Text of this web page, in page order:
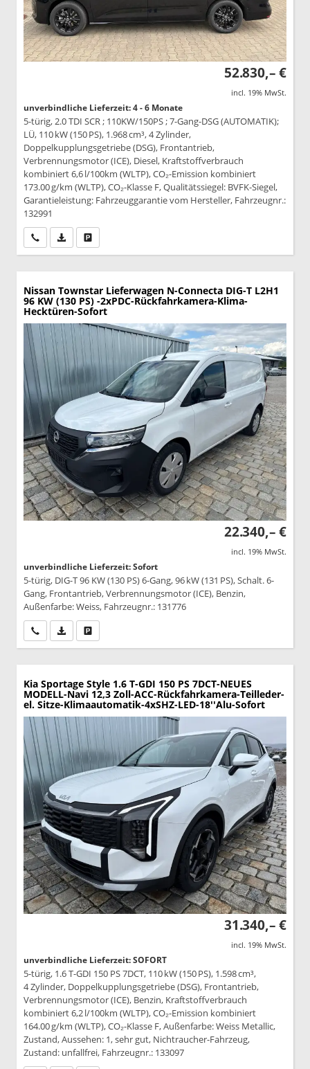
52.830,– €
incl. 19% MwSt.
unverbindliche Lieferzeit: 4 - 6 Monate
5-türig, 2.0 TDI SCR ; 110KW/150PS ; 7-Gang-DSG (AUTOMATIK);
LÜ, 110 kW (150 PS), 1.968 cm³, 4 Zylinder,
Doppelkupplungsgetriebe (DSG), Frontantrieb,
Verbrennungsmotor (ICE), Diesel, Kraftstoffverbrauch
kombiniert 6,6 l/100km (WLTP), CO₂-Emission kombiniert
173.00 g/km (WLTP), CO₂-Klasse F, Qualitätssiegel: BVFK-Siegel,
Garantieleistung: Fahrzeuggarantie vom Hersteller, Fahrzeugnr.:
132991
Wir rufen Sie anPDF-Datei, Fahrzeugexposé drucken
Nissan Townstar Lieferwagen N-Connecta DIG-T L2H1
96 KW (130 PS) -2xPDC-Rückfahrkamera-Klima-
Hecktüren-Sofort
22.340,– €
incl. 19% MwSt.
unverbindliche Lieferzeit: Sofort
5-türig, DIG-T 96 KW (130 PS) 6-Gang, 96 kW (131 PS), Schalt. 6-
Gang, Frontantrieb, Verbrennungsmotor (ICE), Benzin,
Außenfarbe: Weiss, Fahrzeugnr.: 131776
Wir rufen Sie anPDF-Datei, Fahrzeugexposé drucken
Kia Sportage Style 1.6 T-GDI 150 PS 7DCT-NEUES
MODELL-Navi 12,3 Zoll-ACC-Rückfahrkamera-Teilleder-
el. Sitze-Klimaautomatik-4xSHZ-LED-18''Alu-Sofort
31.340,– €
incl. 19% MwSt.
unverbindliche Lieferzeit: SOFORT
5-türig, 1.6 T-GDI 150 PS 7DCT, 110 kW (150 PS), 1.598 cm³,
4 Zylinder, Doppelkupplungsgetriebe (DSG), Frontantrieb,
Verbrennungsmotor (ICE), Benzin, Kraftstoffverbrauch
kombiniert 6,2 l/100km (WLTP), CO₂-Emission kombiniert
164.00 g/km (WLTP), CO₂-Klasse F, Außenfarbe: Weiss Metallic,
Zustand, Aussehen: 1, sehr gut, Nichtraucher-Fahrzeug,
Zustand: unfallfrei, Fahrzeugnr.: 133097